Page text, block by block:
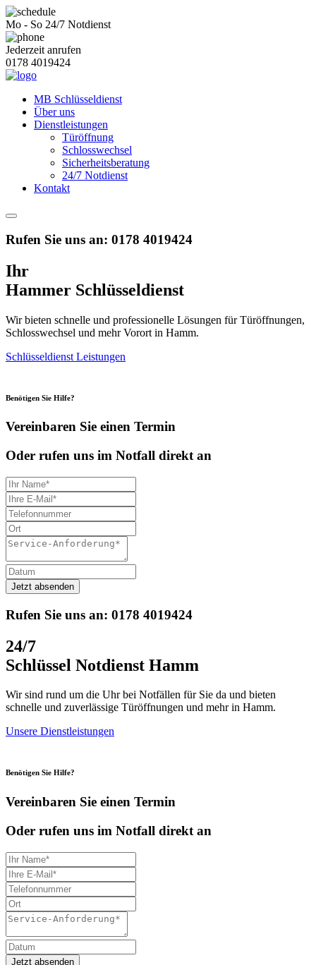
Mo - So 24/7 Notdienst
Jederzeit anrufen
0178 4019424
MB Schlüsseldienst
Über uns
Dienstleistungen
Türöffnung
Schlosswechsel
Sicherheitsberatung
24/7 Notdienst
Kontakt
Rufen Sie uns an: 0178 4019424
Ihr
Hammer Schlüsseldienst
Wir bieten schnelle und professionelle Lösungen für Türöffnungen,
Schlosswechsel und mehr Vorort in Hamm.
Schlüsseldienst Leistungen
Benötigen Sie Hilfe?
Vereinbaren Sie einen Termin
Oder rufen uns im Notfall direkt an
Rufen Sie uns an: 0178 4019424
24/7
Schlüssel Notdienst Hamm
Wir sind rund um die Uhr bei Notfällen für Sie da und bieten
schnelle und zuverlässige Türöffnungen und mehr in Hamm.
Unsere Dienstleistungen
Benötigen Sie Hilfe?
Vereinbaren Sie einen Termin
Oder rufen uns im Notfall direkt an